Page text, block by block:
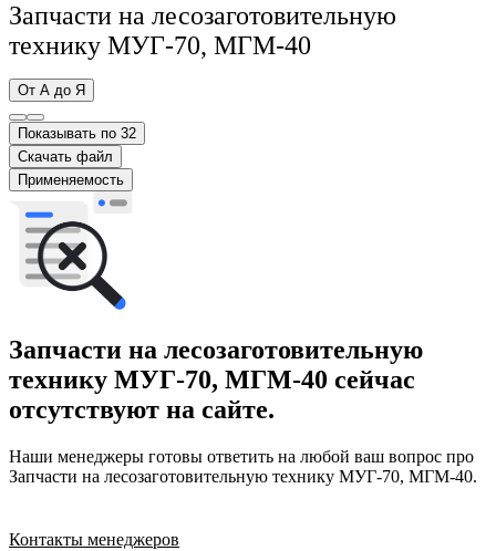
Запчасти на лесозаготовительную
технику МУГ-70, МГМ-40
От А до Я
Показывать по 32
Скачать файл
Применяемость
Запчасти на лесозаготовительную
технику МУГ-70, МГМ-40 сейчас
отсутствуют на сайте.
Наши менеджеры готовы ответить на любой ваш вопрос про
Запчасти на лесозаготовительную технику МУГ-70, МГМ-40.
Контакты менеджеров